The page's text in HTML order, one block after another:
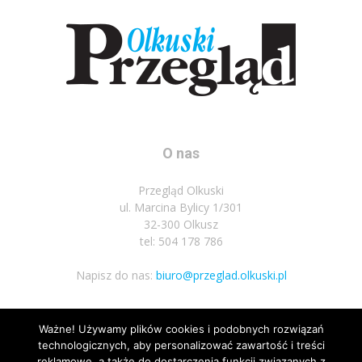
O nas
Przegląd Olkuski
ul. Marcina Bylicy 1/301
32-300 Olkusz
tel: 504 178 786
Napisz do nas: biuro@przeglad.olkuski.pl
Podążaj za nami
Ważne! Używamy plików cookies i podobnych rozwiązań
technologicznych, aby personalizować zawartość i treści